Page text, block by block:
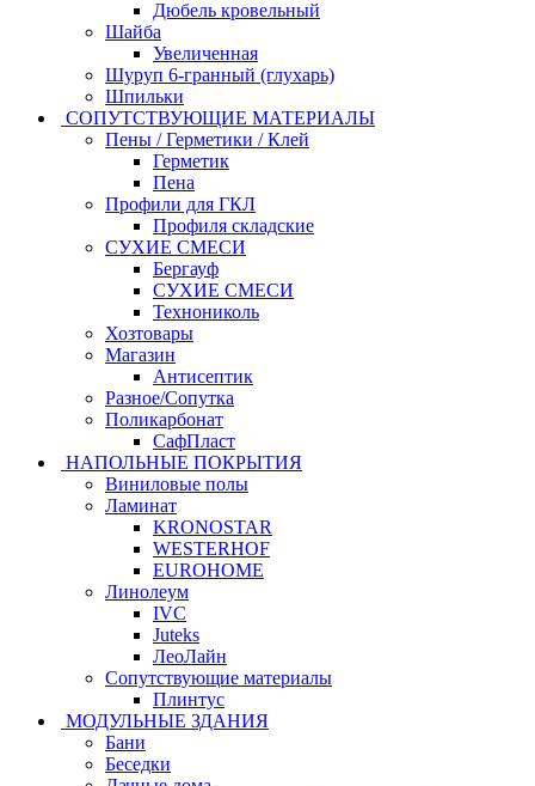
Дюбель кровельный
Шайба
Увеличенная
Шуруп 6-гранный (глухарь)
Шпильки
СОПУТСТВУЮЩИЕ МАТЕРИАЛЫ
Пены / Герметики / Клей
Герметик
Пена
Профили для ГКЛ
Профиля складские
СУХИЕ СМЕСИ
Бергауф
СУХИЕ СМЕСИ
Технониколь
Хозтовары
Магазин
Антисептик
Разное/Сопутка
Поликарбонат
СафПласт
НАПОЛЬНЫЕ ПОКРЫТИЯ
Виниловые полы
Ламинат
KRONOSTAR
WESTERHOF
EUROHOME
Линолеум
IVC
Juteks
ЛеоЛайн
Сопутствующие материалы
Плинтус
МОДУЛЬНЫЕ ЗДАНИЯ
Бани
Беседки